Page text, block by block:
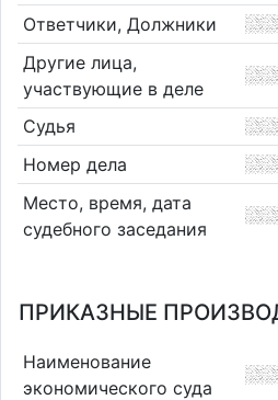
Ответчики, Должники
Другие лица,
участвующие в деле
Судья
Номер дела
Место, время, дата
судебного заседания
ПРИКАЗНЫЕ
Наименование
экономического суда